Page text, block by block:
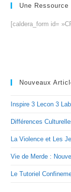
Une
[caldera_form id=
Nouveaux
Inspire 3 Lecon 3
Différences
La Violence et Les
Vie de Merde :
Le Tutoriel